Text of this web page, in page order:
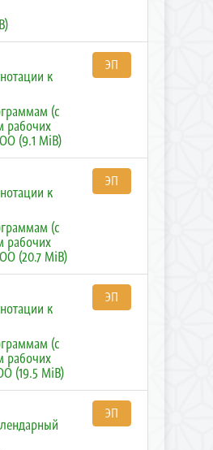
к
(с
рабочих
(9.1 MiB)
ЭП
к
(с
рабочих
(20.7 MiB)
ЭП
к
(с
рабочих
(19.5 MiB)
ЭП
ЭП